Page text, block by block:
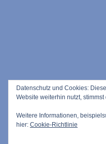
Datenschutz und Cookies:
Website weiterhin nutzt,
Weitere Informationen,
hier: Cookie-Richtlinie